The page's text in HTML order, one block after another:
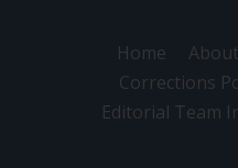
Home
Corrections
Editorial Team